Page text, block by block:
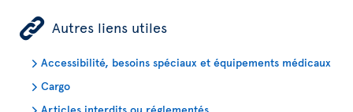
ÿ Autres liens utiles
Accessibilité, besoins spéciaux et équipements médicaux
Cargo